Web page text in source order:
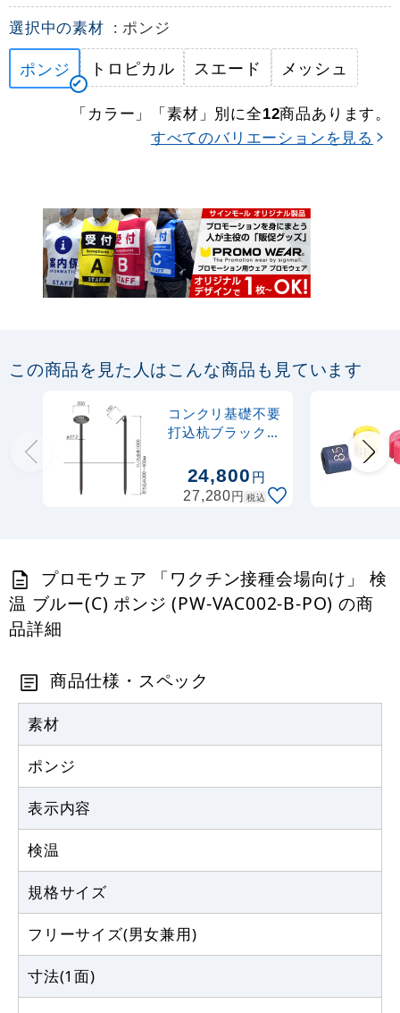
選択中の素材 : ポンジ
ポンジ トロピカル スエード メッシュ
「カラー」「素材」別に全12商品あります。
すべてのバリエーションを見る
この商品を見た人はこんな商品も見ています
コンクリ基礎不要
打込杭ブラックサ
W200×H150(楕
円形) (LCO-200)
24,800円
27,280円 税込
プロモウェア 「ワクチン接種会場向け」 検
温 ブルー(C) ポンジ (PW-VAC002-B-PO) の商
品詳細
商品仕様・スペック
素材
ポンジ
表示内容
検温
規格サイズ
フリーサイズ(男女兼用)
寸法(1面)